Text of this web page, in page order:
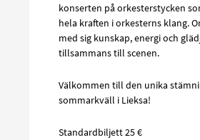
konserten på orkesterstycken
hela kraften i orkesterns klang.
med sig kunskap, energi och
tillsammans till scenen.
Välkommen till den unika
sommarkväll i Lieksa!
Standardbiljett 25 €